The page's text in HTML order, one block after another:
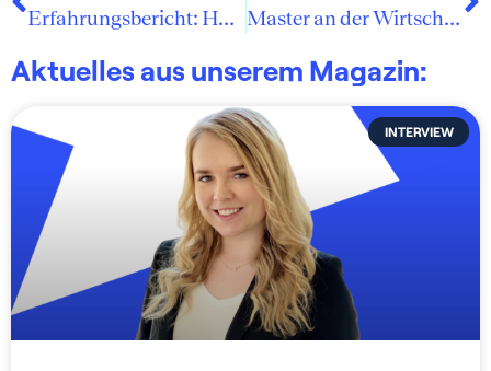
Erfahrungsbericht: Handelshochschule Leipzig
Master an der Wirtschaftsuniversität Wien
Aktuelles aus unserem Magazin:
INTERVIEW